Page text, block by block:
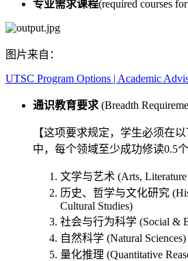
专业需求课程(required courses
图片来自：
UTSC Program Options | Academic
通识教育要求 (Breadth
【这项要求规定，学生必须在
中，每个领域至少成功修读0.5
文学与艺术 (Arts,
历史、哲学与文化研究
Cultural Studies)
社会与行为科学 (Social &
自然科学 (Natural Sciences)
量化推理 (Quantitative